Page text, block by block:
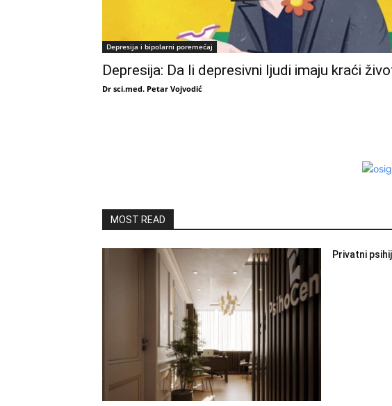
Depresija i bipolarni poremećaj
Depresija: Da li depresivni ljudi imaju kraći
Dr sci.med. Petar Vojvodić
MOST READ
Privatni